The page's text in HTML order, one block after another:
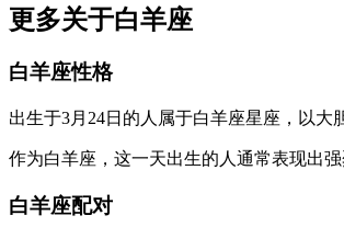
更多关于白羊座
白羊座性格
出生于3月24日的人属于白羊座星座，以大
作为白羊座，这一天出生的人通常表现出
白羊座配对